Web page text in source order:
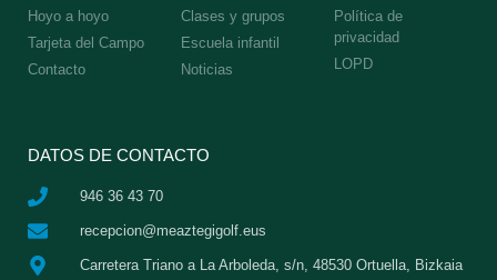
Hoyo a hoyo
Tarjeta del Campo
Contacto
Clases y grupos
Escuela infantil
Noticias
Política de
privacidad
LOPD
DATOS DE CONTACTO
946 36 43 70
recepcion@meaztegigolf.eus
Carretera Triano a La Arboleda, s/n, 48530 Ortuella, Bizkaia